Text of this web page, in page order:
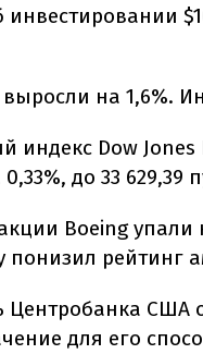
инвестировании
на 1,6%.
Dow Jones
до 33 629,39
Boeing упали
понизил рейтинг
Центробанка США
для его